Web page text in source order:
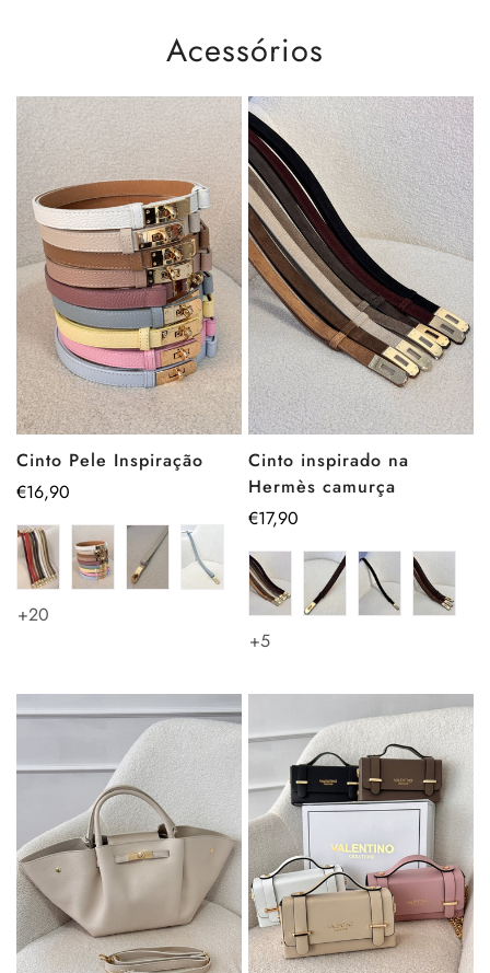
Acessórios
Cinto Pele Inspiração
Preço
€16,90
+20
Cinto inspirado na
Hermès camurça
Preço
€17,90
+5